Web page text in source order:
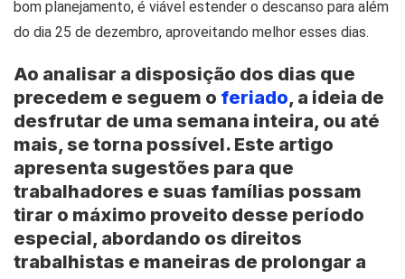
bom planejamento, é viável estender o descanso para além
do dia 25 de dezembro, aproveitando melhor esses dias.
Ao analisar a disposição dos dias que
precedem e seguem o feriado, a ideia de
desfrutar de uma semana inteira, ou até
mais, se torna possível. Este artigo
apresenta sugestões para que
trabalhadores e suas famílias possam
tirar o máximo proveito desse período
especial, abordando os direitos
trabalhistas e maneiras de prolongar a